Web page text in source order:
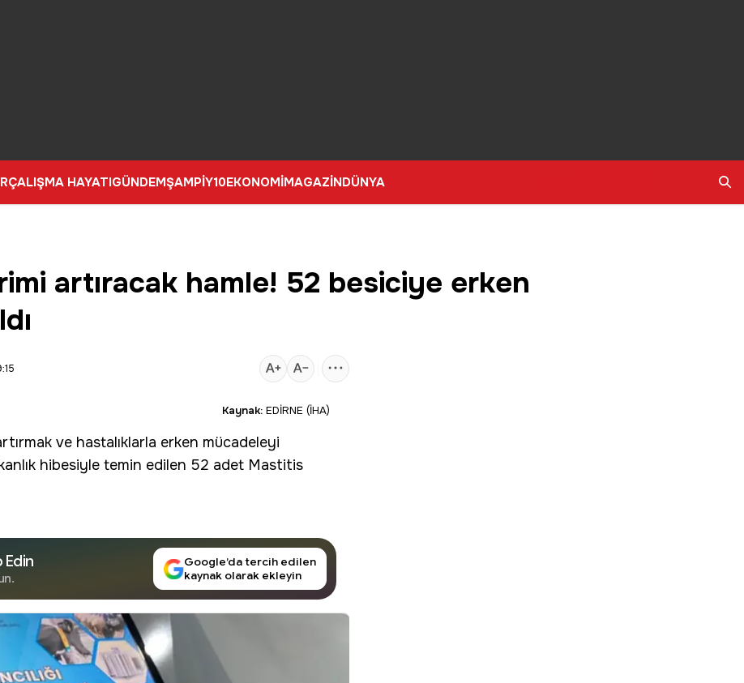
ÇALIŞMA HAYATIGÜNDEMŞAMPİY10EKONOMİMAGAZİNDÜNYA
artıracak hamle! 52 besiciye erken
Kaynak: EDİRNE (İHA)
ve hastalıklarla erken mücadeleyi
hibesiyle temin edilen 52 adet Mastitis
Edin
Google’da tercih edilen
kaynak olarak ekleyin